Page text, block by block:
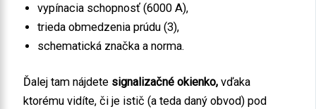
vypínacia schopnosť (6000 A),
trieda obmedzenia prúdu (3),
schematická značka a norma.
Ďalej tam nájdete signalizačné okienko, vďaka
ktorému vidíte, či je istič (a teda daný obvod) pod